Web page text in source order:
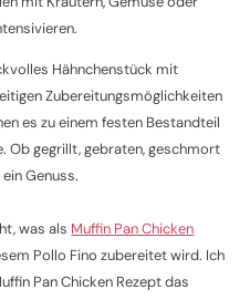
Hähnchenstück mit
Zubereitungsmöglichkeiten
es zu einem festen Bestandteil
Ob gegrillt, gebraten, geschmort
Genuss.
was als Muffin Pan Chicken
Pollo Fino zubereitet wird. Ich
Pan Chicken Rezept das